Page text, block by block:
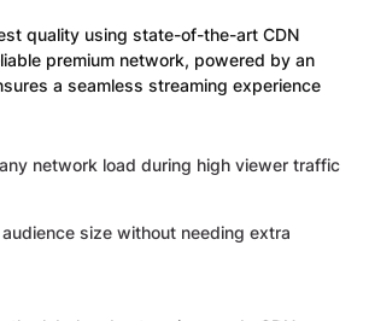
quality using state-of-the-art CDN
premium network, powered by an
a seamless streaming experience
network load during high viewer traffic
size without needing extra